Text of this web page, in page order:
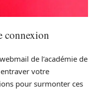
connexion
de l’académie de
votre
pour surmonter ces